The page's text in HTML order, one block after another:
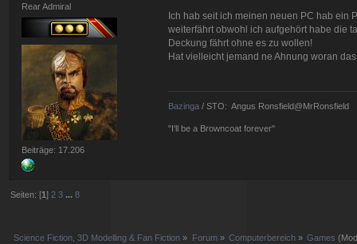
Rear Admiral
Beiträge: 17.206
Ich hab seit ich meinen neuen PC hab ein
weiterfährt obwohl ich aufgehört habe die
Deckung fährt ohne es zu wollen!
Hat vielleicht jemand ne Ahnung woran
Bazinga/ STO: Angus Ronsfield@MrRonsfield
"I'll be a Browncoat forever"
Seiten: [1] 2 3 ...8
Science Fiction, 3D Modelling & Fan Fiction » Forum» Computerbereich » Games